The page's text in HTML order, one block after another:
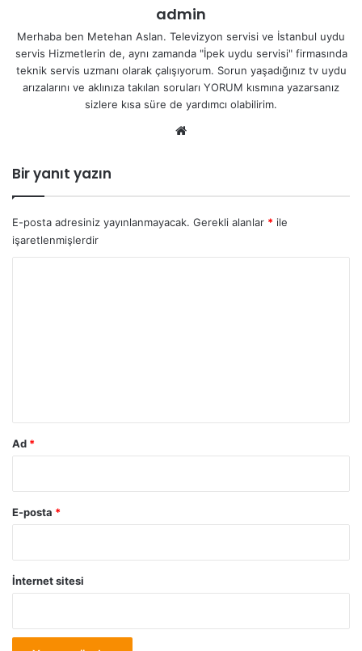
admin
Merhaba ben Metehan Aslan. Televizyon servisi ve İstanbul uydu
servis Hizmetlerin de, aynı zamanda "İpek uydu servisi" firmasında
teknik servis uzmanı olarak çalışıyorum. Sorun yaşadığınız tv uydu
arızalarını ve aklınıza takılan soruları YORUM kısmına yazarsanız
sizlere kısa süre de yardımcı olabilirim.
Bir yanıt yazın
E-posta adresiniz yayınlanmayacak. Gerekli alanlar * ile
işaretlenmişlerdir
Ad *
E-posta *
İnternet sitesi